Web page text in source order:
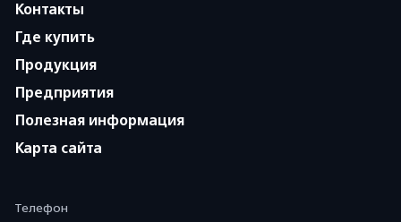
Контакты
Где купить
Продукция
Предприятия
Полезная информация
Карта сайта
Телефон